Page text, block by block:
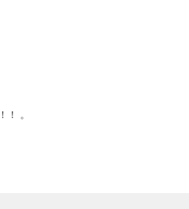
！ 。